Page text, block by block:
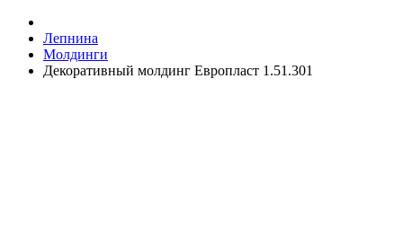
Лепнина
Молдинги
Декоративный молдинг Европласт 1.51.301